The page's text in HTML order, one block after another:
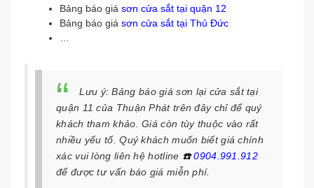
Bảng báo giá sơn cửa sắt tại quận 12
Bảng báo giá sơn cửa sắt tại Thủ Đức
Lưu ý: Bảng báo giá sơn lại cửa sắt tại
quận 11 của Thuận Phát trên đây chỉ để quý
khách tham khảo. Giá còn tùy thuộc vào rất
nhiều yếu tố. Quý khách muốn biết giá chính
xác vui lòng liên hệ hotline ☎️0904.991.912
để được tư vấn báo giá miễn phí.